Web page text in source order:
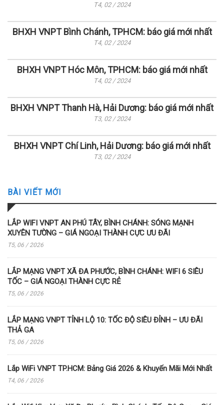
T4, 02 / 2024
BHXH VNPT Bình Chánh, TPHCM: báo giá mới nhất
T4, 02 / 2024
BHXH VNPT Hóc Môn, TPHCM: báo giá mới nhất
T4, 02 / 2024
BHXH VNPT Thanh Hà, Hải Dương: báo giá mới nhất
T3, 02 / 2024
BHXH VNPT Chí Linh, Hải Dương: báo giá mới nhất
T3, 02 / 2024
BÀI VIẾT MỚI
LẮP WIFI VNPT AN PHÚ TÂY, BÌNH CHÁNH: SÓNG MẠNH
XUYÊN TƯỜNG – GIÁ NGOẠI THÀNH CỰC ƯU ĐÃI
T5, 06 / 2026
LẮP MẠNG VNPT XÃ ĐA PHƯỚC, BÌNH CHÁNH: WIFI 6 SIÊU
TỐC – GIÁ NGOẠI THÀNH CỰC RẺ
T5, 06 / 2026
LẮP MẠNG VNPT TỈNH LỘ 10: TỐC ĐỘ SIÊU ĐỈNH – ƯU ĐÃI
THẢ GA
T5, 06 / 2026
Lắp WiFi VNPT TP.HCM: Bảng Giá 2026 & Khuyến Mãi Mới Nhất
T4, 06 / 2026